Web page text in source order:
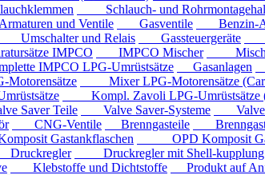
Schlauch- und
und Ventile Gasventile Benzin-
Umschalter und Relais Gassteuergeräte
IMPCO
IMPCO Mischer
IMPCO LPG-Umrüstsätze Gasanlagen
Mixer LPG-Motorensätze
Kompl. Zavoli LPG-Umrüstsätze
Saver Teile Valve Saver-Systeme Valve
CNG-Ventile Brenngasteile
Gastankflaschen OPD Komposit
Druckregler mit Shell-kupplung
Klebstoffe und Dichtstoffe Produkt auf